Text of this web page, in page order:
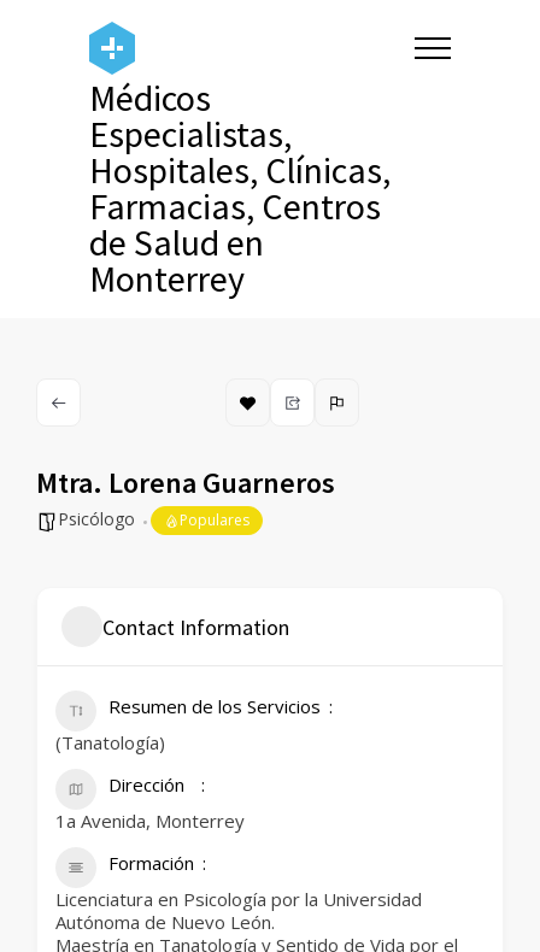
Médicos
Especialistas,
Hospitales, Clínicas,
Farmacias, Centros
de Salud en
Monterrey
Mtra. Lorena Guarneros
Psicólogo Populares
Contact Information
Resumen de los Servicios
(Tanatología)
Dirección
1a Avenida, Monterrey
Formación
Licenciatura en Psicología por la Universidad
Autónoma de Nuevo León.
Maestría en Tanatología y Sentido de Vida por el